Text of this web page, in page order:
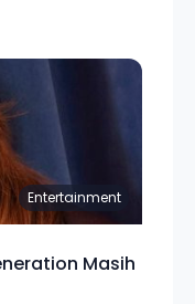
Entertainment
Masih